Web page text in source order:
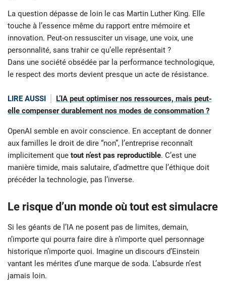
La question dépasse de loin le cas Martin Luther King. Elle
touche à l’essence même du rapport entre mémoire et
innovation. Peut-on ressusciter un visage, une voix, une
personnalité, sans trahir ce qu’elle représentait ?
Dans une société obsédée par la performance technologique,
le respect des morts devient presque un acte de résistance.
LIRE AUSSI
L’IA peut optimiser nos ressources, mais peut-
elle compenser durablement nos modes de consommation ?
OpenAI semble en avoir conscience. En acceptant de donner
aux familles le droit de dire “non”, l’entreprise reconnaît
implicitement que tout n’est pas reproductible. C’est une
manière timide, mais salutaire, d’admettre que l’éthique doit
précéder la technologie, pas l’inverse.
Le risque d’un monde où tout est simulacre
Si les géants de l’IA ne posent pas de limites, demain,
n’importe qui pourra faire dire à n’importe quel personnage
historique n’importe quoi. Imagine un discours d’Einstein
vantant les mérites d’une marque de soda. L’absurde n’est
jamais loin.